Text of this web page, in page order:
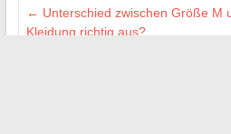
← Unterschied zwischen Größe M
Kleidung richtig aus?